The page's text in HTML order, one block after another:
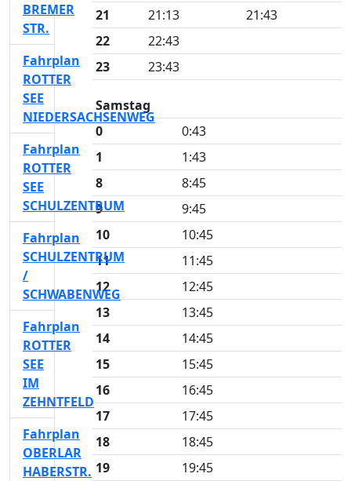
21
21:13
21:43
22
22:43
23
23:43
Samstag
0
0:43
1
1:43
8
8:45
9
9:45
10
10:45
11
11:45
12
12:45
13
13:45
14
14:45
15
15:45
16
16:45
17
17:45
18
18:45
19
19:45
BREMER
STR.
Fahrplan
ROTTER
SEE
NIEDERSACHSENWEG
Fahrplan
ROTTER
SEE
SCHULZENTRUM
Fahrplan
SCHULZENTRUM
/
SCHWABENWEG
Fahrplan
ROTTER
SEE
IM
ZEHNTFELD
Fahrplan
OBERLAR
HABERSTR.